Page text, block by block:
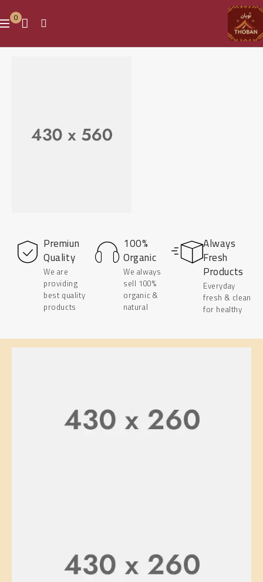
0
FROM $199.99
The Best
Organic
Product
Online
SHOP NOW
Always
Fresh
Products
Everyday
fresh & clean
for healthy
100%
Organic
We always
sell 100%
organic &
natural
Premiun
Quality
We are
providing
best quality
products
SHOP NOW